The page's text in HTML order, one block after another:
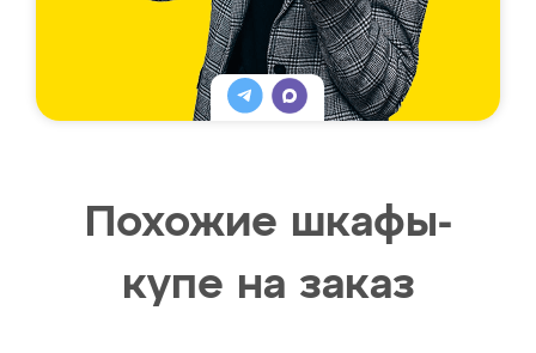
Похожие шкафы-
купе на заказ